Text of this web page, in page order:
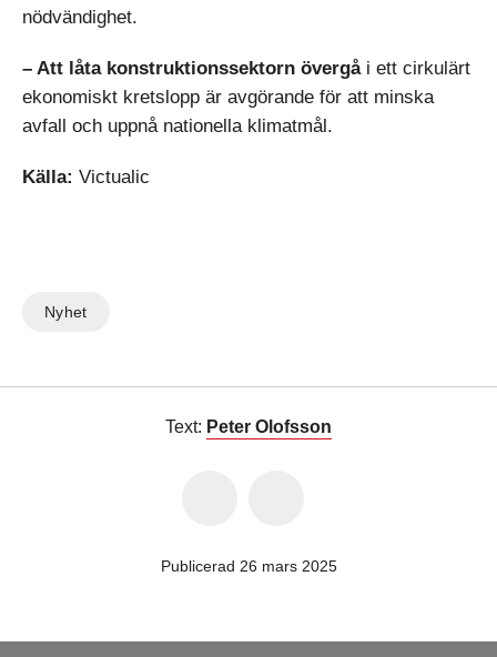
nödvändighet.
– Att låta konstruktionssektorn övergåi ett cirkulärt
ekonomiskt kretslopp är avgörande för att minska
avfall och uppnå nationella klimatmål.
Källa: Victualic
Nyhet
Text: Peter Olofsson
Publicerad 26 mars 2025